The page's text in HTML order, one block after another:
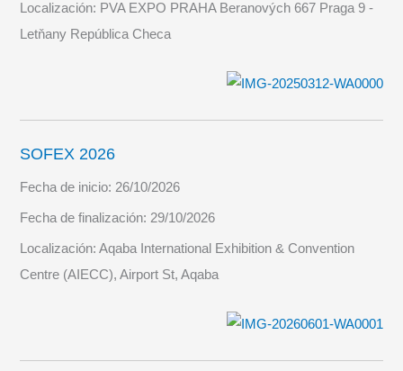
Localización: PVA EXPO PRAHA Beranových 667 Praga 9 -
Letňany República Checa
SOFEX 2026
Fecha de inicio: 26/10/2026
Fecha de finalización: 29/10/2026
Localización:Aqaba International Exhibition & Convention
Centre (AIECC), Airport St, Aqaba